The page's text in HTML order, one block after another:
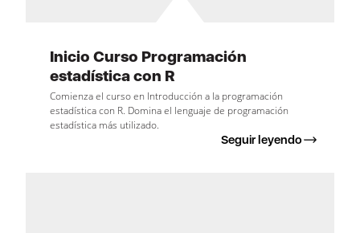
Inicio Curso Programación
estadística con R
Comienza el curso en Introducción a la programación
estadística con R. Domina el lenguaje de programación
estadística más utilizado.
Seguir leyendo